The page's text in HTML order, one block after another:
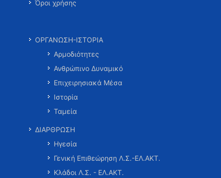
Όροι χρήσης
ΟΡΓΑΝΩΣΗ-ΙΣΤΟΡΙΑ
Αρμοδιότητες
Ανθρώπινο Δυναμικό
Επιχειρησιακά Μέσα
Ιστορία
Ταμεία
ΔΙΑΡΘΡΩΣΗ
Ηγεσία
Γενική Επιθεώρηση Λ.Σ.-ΕΛ.ΑΚΤ.
Κλάδοι Λ.Σ. - ΕΛ.ΑΚΤ.